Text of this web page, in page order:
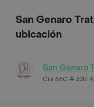
San Genaro
ubicación
San Genaro
Cra 66C # 32B-